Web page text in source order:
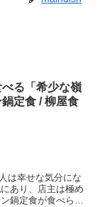
る「希少な嶺
定食 / 柳屋食
は幸せな気分にな
あり、店主は極め
鍋定食が食べられ